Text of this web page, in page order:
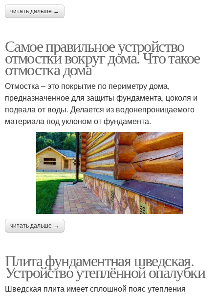
читать дальше →
Самое правильное устройство
отмостки вокруг дома. Что такое
отмостка дома
Отмостка – это покрытие по периметру дома,
предназначенное для защиты фундамента, цоколя и
подвала от воды. Делается из водонепроницаемого
материала под уклоном от фундамента.
читать дальше →
Плита фундаментная шведская.
Устройство утеплённой опалубки
Шведская плита имеет сплошной пояс утепления